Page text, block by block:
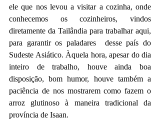
ele que nos levou a visitar a cozinha, onde
conhecemos os cozinheiros, vindos
diretamente da Tailândia para trabalhar aqui,
para garantir os paladares  desse país do
Sudeste Asiático. Àquela hora, apesar do dia
inteiro de trabalho, houve ainda boa
disposição, bom humor, houve também a
paciência de nos mostrarem como fazem o
arroz glutinoso à maneira tradicional da
província de Isaan.